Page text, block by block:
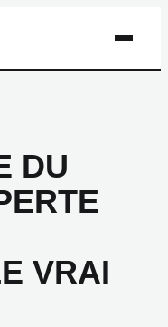
DU
VRAI